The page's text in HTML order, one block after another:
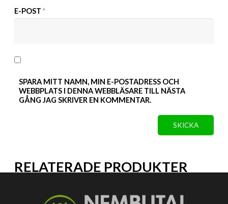
E-POST*
SPARA MITT NAMN, MIN E-POSTADRESS OCH
WEBBPLATS I DENNA WEBBLÄSARE TILL NÄSTA
GÅNG JAG SKRIVER EN KOMMENTAR.
RELATERADE PRODUKTER